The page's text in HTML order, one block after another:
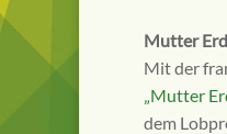
Mutter
Mit der
„Mutter
dem